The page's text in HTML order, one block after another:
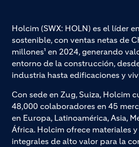
Holcim (SWX: HOLN) es el líder
sostenible, con ventas netas de
millones¹ en 2024, generando
entorno de la construcción,
industria hasta edificaciones y
Con sede en Zug, Suiza, Holcim
48,000 colaboradores en 45
en Europa, Latinoamérica, Asia,
África. Holcim ofrece materiales
integrales de alto valor para la